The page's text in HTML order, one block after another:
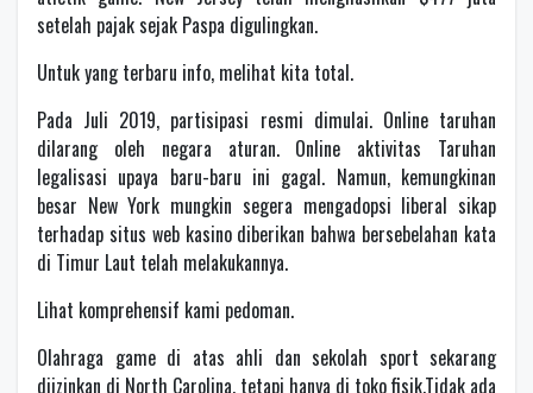
setelah pajak sejak Paspa digulingkan.
Untuk yang terbaru info, melihat kita total.
Pada Juli 2019, partisipasi resmi dimulai. Online taruhan
dilarang oleh negara aturan. Online aktivitas Taruhan
legalisasi upaya baru-baru ini gagal. Namun, kemungkinan
besar New York mungkin segera mengadopsi liberal sikap
terhadap situs web kasino diberikan bahwa bersebelahan kata
di Timur Laut telah melakukannya.
Lihat komprehensif kami pedoman.
Olahraga game di atas ahli dan sekolah sport sekarang
diizinkan di North Carolina, tetapi hanya di toko fisik.Tidak ada